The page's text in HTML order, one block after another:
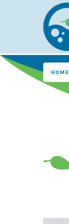
HOME